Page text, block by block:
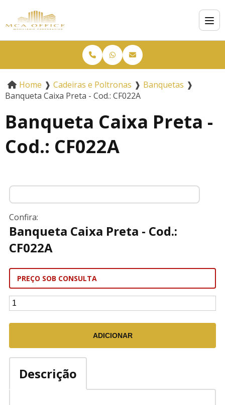
Home ❱ Cadeiras e Poltronas ❱ Banquetas ❱
Banqueta Caixa Preta - Cod.: CF022A
Banqueta Caixa Preta -
Cod.: CF022A
Confira:
Banqueta Caixa Preta - Cod.:
CF022A
PREÇO SOB CONSULTA
Descrição